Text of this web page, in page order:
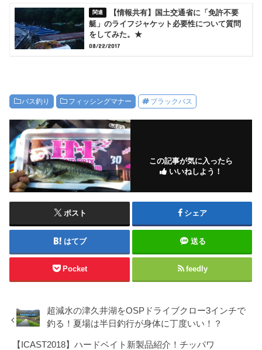
【情報共有】国土交通省に「免許不要
艇」のライフジャケット必要性について質問
をしてみた。★
08/22/2017
バス釣り フィッシングマナー ブラックバス
この記事が気に入ったら
いいねしよう！
ポスト シェア
はてブ 送る
Pocket feedly
超減水の津久井湖をOSPドライブクロー3インチで
釣る！夏場は半日釣行が身体に丁度いい！？
【ICAST2018】ハードベイト新製品紹介！チッパワ